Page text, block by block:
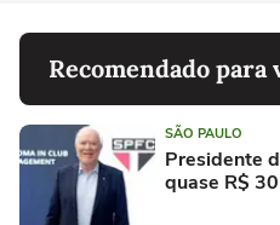
Recomendado para
SÃO PAULO
Presidente
quase R$